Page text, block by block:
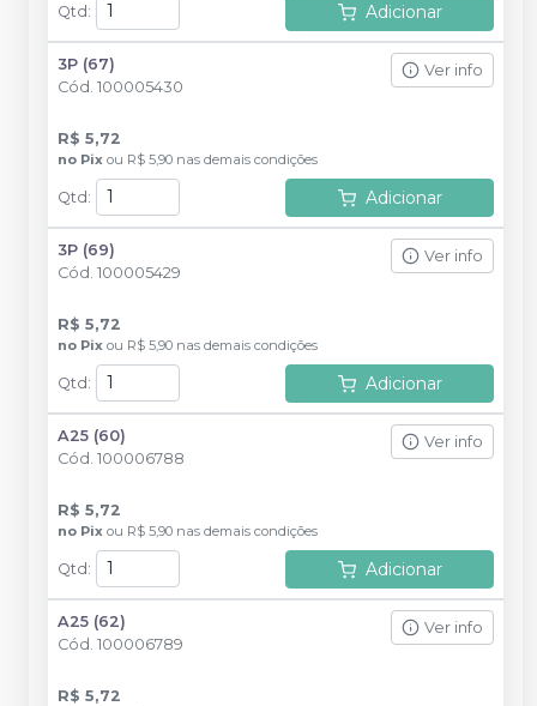
Qtd : Adicionar
3P (67)
Cód. 100005430
Ver info
R$ 5,72
no Pix ou R$ 5,90 nas demais condições
Qtd : Adicionar
3P (69)
Cód. 100005429
Ver info
R$ 5,72
no Pix ou R$ 5,90 nas demais condições
Qtd : Adicionar
A25 (60)
Cód. 100006788
Ver info
R$ 5,72
no Pix ou R$ 5,90 nas demais condições
Qtd : Adicionar
A25 (62)
Cód. 100006789
Ver info
R$ 5,72